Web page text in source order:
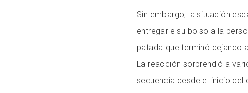
Sin embargo, la situación
entregarle su bolso a la
patada que terminó dejando
La reacción sorprendió a
secuencia desde el inicio del